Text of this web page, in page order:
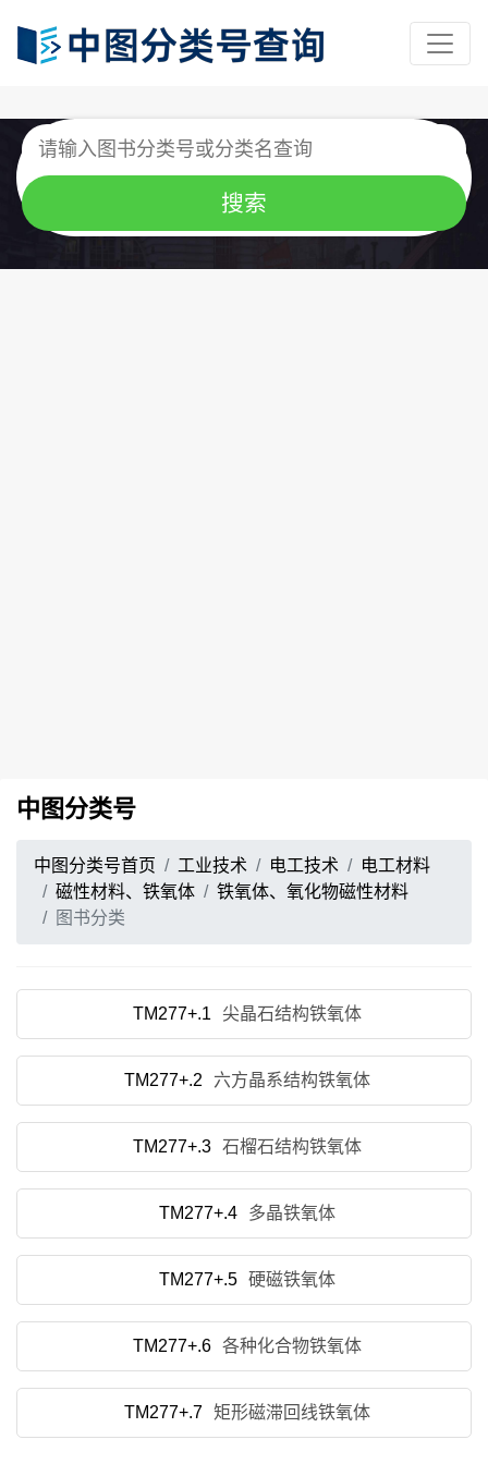
中图分类号
中图分类号首页 工业技术 电工技术
电工材料
磁性材料、铁氧体
铁氧体、氧化物磁性材料
图书分类
TM277+.1 尖晶石结构铁氧体
TM277+.2 六方晶系结构铁氧体
TM277+.3 石榴石结构铁氧体
TM277+.4 多晶铁氧体
TM277+.5 硬磁铁氧体
TM277+.6 各种化合物铁氧体
TM277+.7 矩形磁滞回线铁氧体